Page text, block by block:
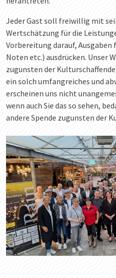
Jeder Gast soll freiwillig mit
Wertschätzung für die
Vorbereitung darauf,
Noten etc.) ausdrücken. Unser
zugunsten der
ein solch umfangreiches und
erscheinen uns nicht
wenn auch Sie das so sehen,
andere Spende zugunsten der